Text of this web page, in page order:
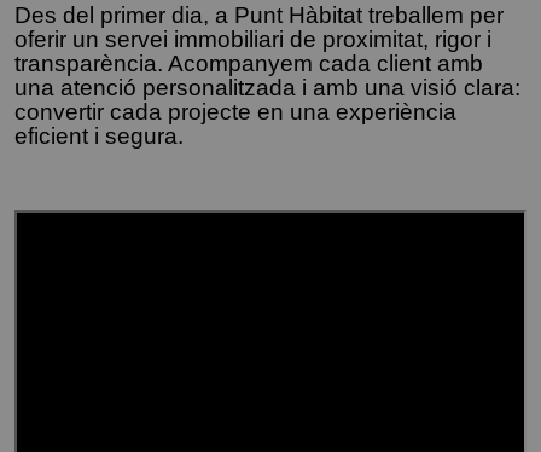
Des del primer dia, a Punt Hàbitat treballem per
oferir un servei immobiliari de proximitat, rigor i
transparència. Acompanyem cada client amb
una atenció personalitzada i amb una visió clara:
convertir cada projecte en una experiència
eficient i segura.